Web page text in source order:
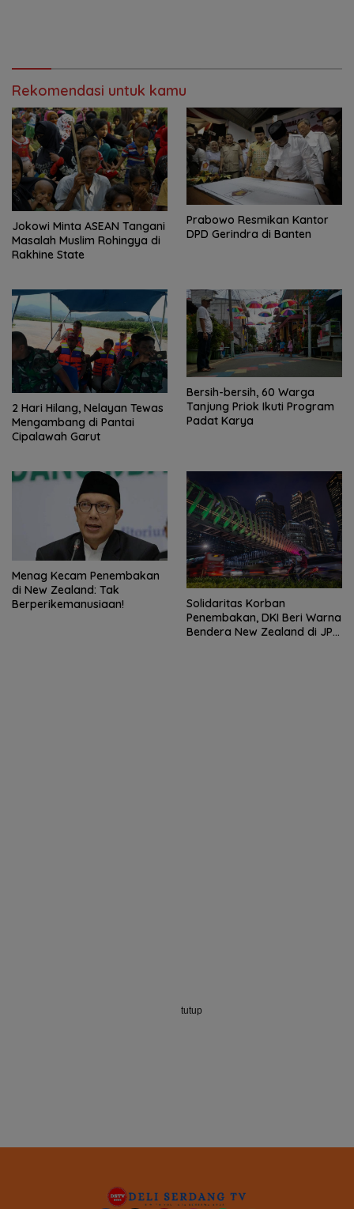
Rekomendasi untuk kamu
Jokowi Minta ASEAN Tangani
Masalah Muslim Rohingya di
Rakhine State
Prabowo Resmikan Kantor
DPD Gerindra di Banten
2 Hari Hilang, Nelayan Tewas
Mengambang di Pantai
Cipalawah Garut
Bersih-bersih, 60 Warga
Tanjung Priok Ikuti Program
Padat Karya
Menag Kecam Penembakan
di New Zealand: Tak
Berperikemanusiaan!
Solidaritas Korban
Penembakan, DKI Beri Warna
Bendera New Zealand di JPO
tutup